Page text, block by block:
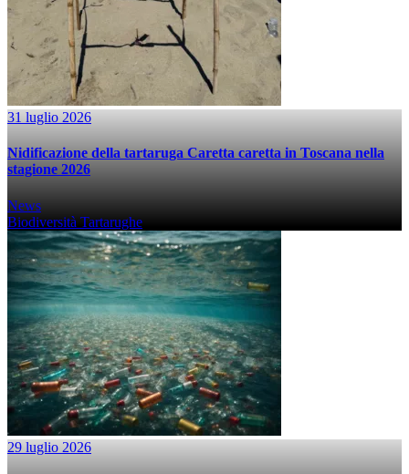
31 luglio 2026
Nidificazione della tartaruga Caretta caretta in Toscana nella
stagione 2026
News
Biodiversità Tartarughe
29 luglio 2026